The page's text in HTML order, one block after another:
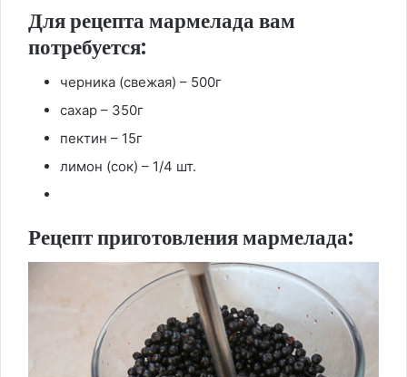
Для рецепта мармелада вам
потребуется:
черника (свежая) – 500г
сахар – 350г
пектин – 15г
лимон (сок) – 1/4 шт.
Рецепт приготовления мармелада: